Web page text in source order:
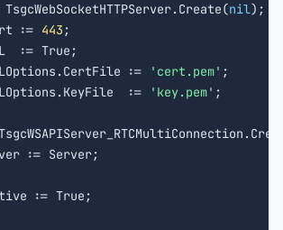
nil);
:=
443 ;
:= True;
:=
'cert.pem' ;
:=
'key.pem' ;
:= Server;